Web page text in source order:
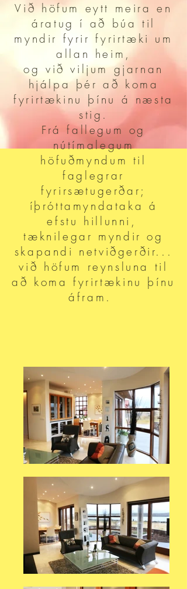
Við höfum eytt meira en
áratug í að búa til
myndir fyrir fyrirtæki um
allan heim,
og við viljum gjarnan
hjálpa þér að koma
fyrirtækinu þínu á næsta
stig.
Frá fallegum og
nútímalegum
höfuðmyndum til
faglegrar
fyrirsætugerðar;
íþróttamyndataka á
efstu hillunni,
tæknilegar myndir og
skapandi netviðgerðir...
við höfum reynsluna til
að koma fyrirtækinu þínu
áfram.